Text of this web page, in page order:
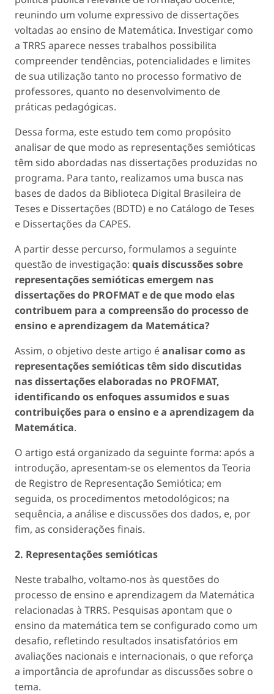
reunindo um volume expressivo de dissertações
voltadas ao ensino de Matemática. Investigar como
a TRRS aparece nesses trabalhos possibilita
compreender tendências, potencialidades e limites
de sua utilização tanto no processo formativo de
professores, quanto no desenvolvimento de
práticas pedagógicas.
Dessa forma, este estudo tem como propósito
analisar de que modo as representações semióticas
têm sido abordadas nas dissertações produzidas no
programa. Para tanto, realizamos uma busca nas
bases de dados da Biblioteca Digital Brasileira de
Teses e Dissertações (BDTD) e no Catálogo de Teses
e Dissertações da CAPES.
A partir desse percurso, formulamos a seguinte
questão de investigação: quais discussões sobre
representações semióticas emergem nas
dissertações do PROFMAT e de que modo elas
contribuem para a compreensão do processo de
ensino e aprendizagem da Matemática?
Assim, o objetivo deste artigo éanalisar como as
representações semióticas têm sido discutidas
nas dissertações elaboradas no PROFMAT,
identificando os enfoques assumidos e suas
contribuições para o ensino e a aprendizagem da
Matemática.
O artigo está organizado da seguinte forma: após a
introdução, apresentam-se os elementos da Teoria
de Registro de Representação Semiótica; em
seguida, os procedimentos metodológicos; na
sequência, a análise e discussões dos dados, e, por
fim, as considerações finais.
2. Representações semióticas
Neste trabalho, voltamo-nos às questões do
processo de ensino e aprendizagem da Matemática
relacionadas à TRRS. Pesquisas apontam que o
ensino da matemática tem se configurado como um
desafio, refletindo resultados insatisfatórios em
avaliações nacionais e internacionais, o que reforça
a importância de aprofundar as discussões sobre o
tema.